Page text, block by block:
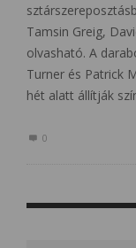
Tamsin Greig,
olvasható. A
Turner és Patrick
hét alatt állítják
0